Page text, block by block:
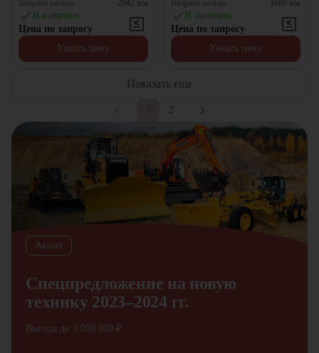
Ширина вальца:
2042 мм
В наличии
Цена по запросу
Узнать цену
Ширина вальца:
1680 мм
В наличии
Цена по запросу
Узнать цену
Показать еще
2
Акция
Спецпредложение на новую
технику 2023–2024 гг.
Выгода до 3 000 000 ₽